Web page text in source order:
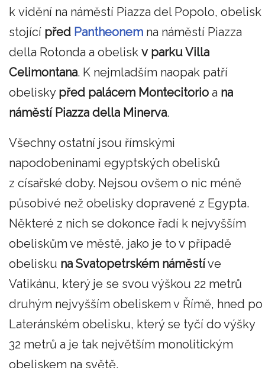
k vidění na náměstí Piazza del Popolo, obelisk
stojící před Pantheonem na náměstí Piazza
della Rotonda a obelisk v parku Villa
Celimontana. K nejmladším naopak patří
obelisky před palácem Montecitorio a na
náměstí Piazza della Minerva.
Všechny ostatní jsou římskými
napodobeninami egyptských obelisků
z císařské doby. Nejsou ovšem o nic méně
působivé než obelisky dopravené z Egypta.
Některé z nich se dokonce řadí k nejvyšším
obeliskům ve městě, jako je to v případě
obelisku na Svatopetrském náměstíve
Vatikánu, který je se svou výškou 22 metrů
druhým nejvyšším obeliskem v Římě, hned po
Lateránském obelisku, který se tyčí do výšky
32 metrů a je tak největším monolitickým
obeliskem na světě.